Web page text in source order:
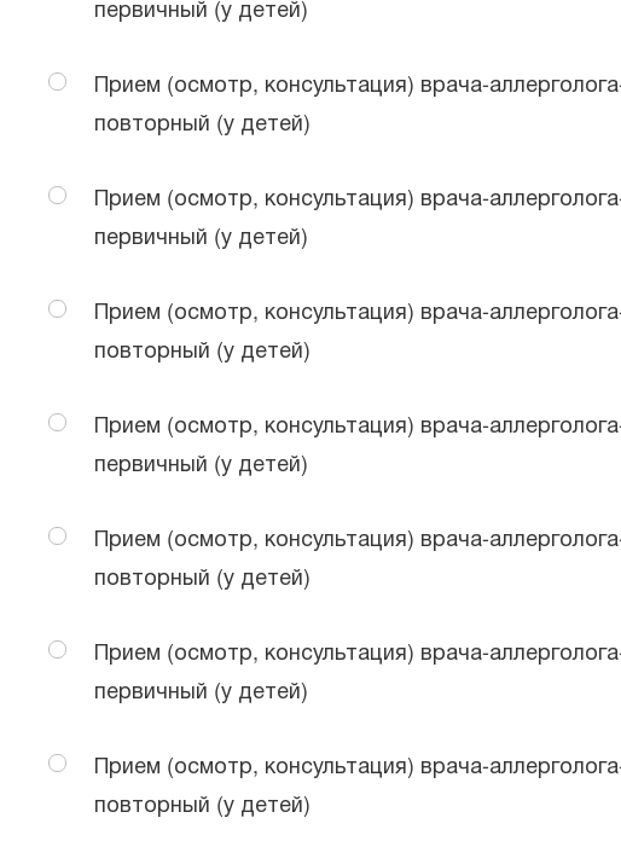
первичный (у детей)
Прием (осмотр, консультация) врача-
повторный (у детей)
Прием (осмотр, консультация) врача-
первичный (у детей)
Прием (осмотр, консультация) врача-
повторный (у детей)
Прием (осмотр, консультация) врача-
первичный (у детей)
Прием (осмотр, консультация) врача-
повторный (у детей)
Прием (осмотр, консультация) врача-
первичный (у детей)
Прием (осмотр, консультация) врача-
повторный (у детей)